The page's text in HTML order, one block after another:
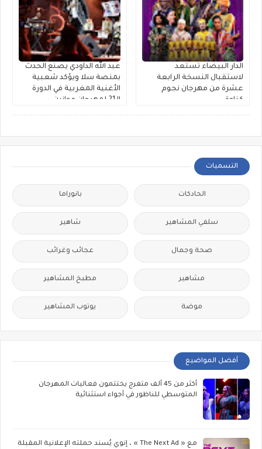
الدار البيضاء تستعد
لاستقبال النسخة الرابعة
عشرة من مهرجان نجوم
كناوة
عبد الله الداودي يصنع الحدث
بمنصة سلا ويؤكد شعبية
الأغنية المغربية في الدورة
الـ21 لمهرجان موازين
التسميات
الحادكات بانوراما
سلفي المشاهير شاهير
صحة وجمال عجائب وغرائب
مشاهير مطبخ المشاهير
موضة يوتوب المشاهير
أفضل المواضيع
أكثر من 45 ألف متفرج يختتمون فعاليات المهرجان
المتوسطي للناظور في أجواء استثنائية
مع « The Next Ad » ، إنوي يُسند حملته الإعلانية المقبلة